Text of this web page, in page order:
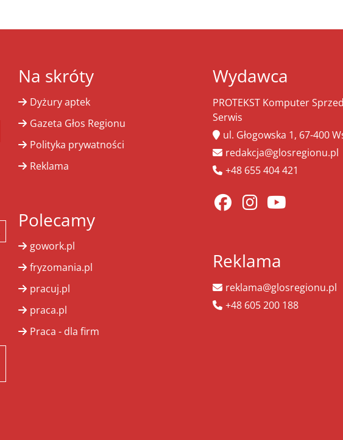
Na skróty
Dyżury aptek
Gazeta Głos Regionu
Polityka prywatności
Reklama
Polecamy
gowork.pl
fryzomania.pl
pracuj.pl
praca.pl
Praca - dla firm
Wydawca
PROTEKST Komputer
Serwis
ul. Głogowska 1, 67-400
redakcja@glosregionu.pl
+48 655 404 421
Reklama
reklama@glosregionu.pl
+48 605 200 188